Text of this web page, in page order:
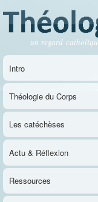
Théologie du
un regard
Menu principal
Intro
Théologie du Corps
Les catéchèses
Actu & Réflexion
Ressources